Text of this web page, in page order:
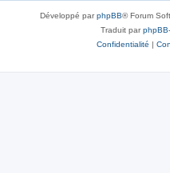
Développé parphpBB® Forum
Traduit par
Confidentialité |